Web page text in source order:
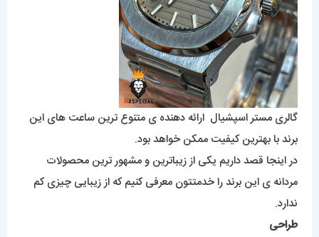
گالری مستر اسپشیال ارائه دهنده ی متنوع ترین ساعت های این
برند با بهترین کیفیت ممکن خواهد بود.
در اینجا قصد داریم یکی از زیباترین و مشهور ترین محصولات
مردانه ی این برند را خدمتتون معرفی کنیم که از زیبایی چیزی کم
ندارد.
طراحی